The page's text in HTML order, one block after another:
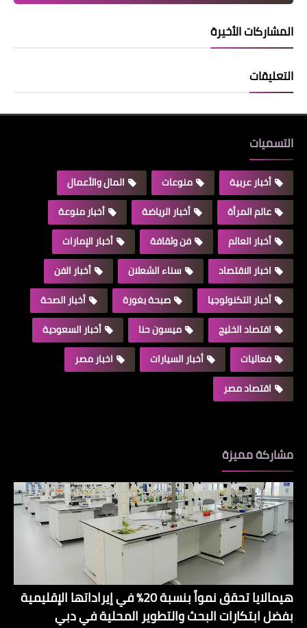
المشاركات الأخيرة
التعليقات
التسميات
أخبار عربية منوعات
المال والأعمال
عالم المرأة
أخبار الرياضة
أخبار منوعة
أخبار العالم
فن وثقافة
أخبار الإمارات
اخبار الاقتصاد
سناء الشعلان
أخبار الفن
أخبار التكنولوجيا
صبحة بغورة
أخبار الصحة
اقتصاد الخليج
ميسون حنا
أخبار السعودية
فعاليات
أخبار السيارات
اخبار مصر
اقتصاد مصر
مشاركة مميزة
هيمالايا تحقق نمواً بنسبة 20% في إيراداتها الإقليمية
بفضل ابتكارات البحث والتطوير المحلية في دبي